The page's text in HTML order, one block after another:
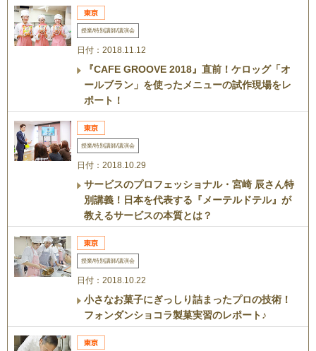
授業/特別講師/講演会
日付：2018.11.12
『CAFE GROOVE 2018』直前！ケロッグ「オ
ールブラン」を使ったメニューの試作現場をレ
ポート！
授業/特別講師/講演会
日付：2018.10.29
サービスのプロフェッショナル・宮崎 辰さん特
別講義！日本を代表する『メーテルドテル』が
教えるサービスの本質とは？
授業/特別講師/講演会
日付：2018.10.22
小さなお菓子にぎっしり詰まったプロの技術！
フォンダンショコラ製菓実習のレポート♪